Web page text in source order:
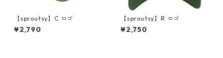
【sproutsy】C ロゴ
¥2,790
【sproutsy】R ロゴ
¥2,750